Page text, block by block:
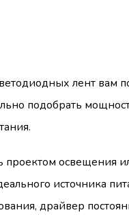
лент вам
подобрать
проектом освещения
источника
драйвер